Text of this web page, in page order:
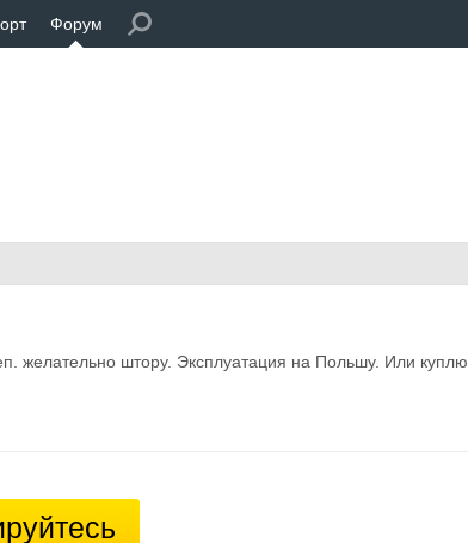
Форум
желательно штору. Эксплуатация на Польшу. Или куплю.